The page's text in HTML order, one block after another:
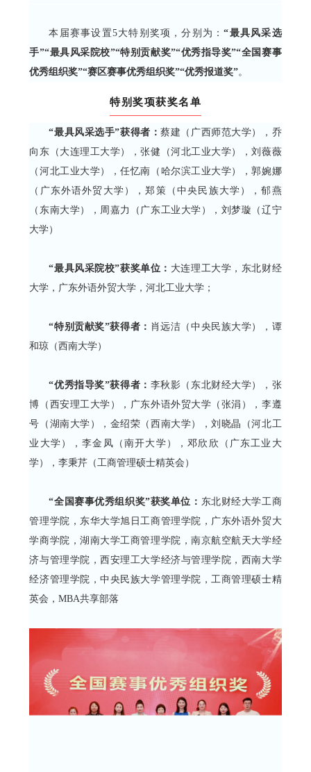
本届赛事设置5大特别奖项，分别为：“最具风采选
手”“最具风采院校”“特别贡献奖”“优秀指导奖”“全国赛事
优秀组织奖”“赛区赛事优秀组织奖”“优秀报道奖”。
特别奖项获奖名单
“最具风采选手”获得者：蔡建（广西师范大学），乔
向东（大连理工大学），张健（河北工业大学），刘薇薇
（河北工业大学），任忆南（哈尔滨工业大学），郭婉娜
（广东外语外贸大学），郑策（中央民族大学），郁燕
（东南大学），周嘉力（广东工业大学），刘梦璇（辽宁
大学）
“最具风采院校”获奖单位： 大连理工大学，东北财经
大学，广东外语外贸大学，河北工业大学；
“特别贡献奖”获得者： 肖远洁（中央民族大学），谭
和琼（西南大学）
“优秀指导奖”获得者： 李秋影（东北财经大学），张
博（西安理工大学），广东外语外贸大学（张涓），李遵
号（湖南大学），金绍荣（西南大学），刘晓晶（河北工
业大学），李金凤（南开大学），邓欣欣（广东工业大
学），李秉芹（工商管理硕士精英会）
“全国赛事优秀组织奖”获奖单位： 东北财经大学工商
管理学院，东华大学旭日工商管理学院，广东外语外贸大
学商学院，湖南大学工商管理学院，南京航空航天大学经
济与管理学院，西安理工大学经济与管理学院，西南大学
经济管理学院，中央民族大学管理学院，工商管理硕士精
英会，MBA共享部落